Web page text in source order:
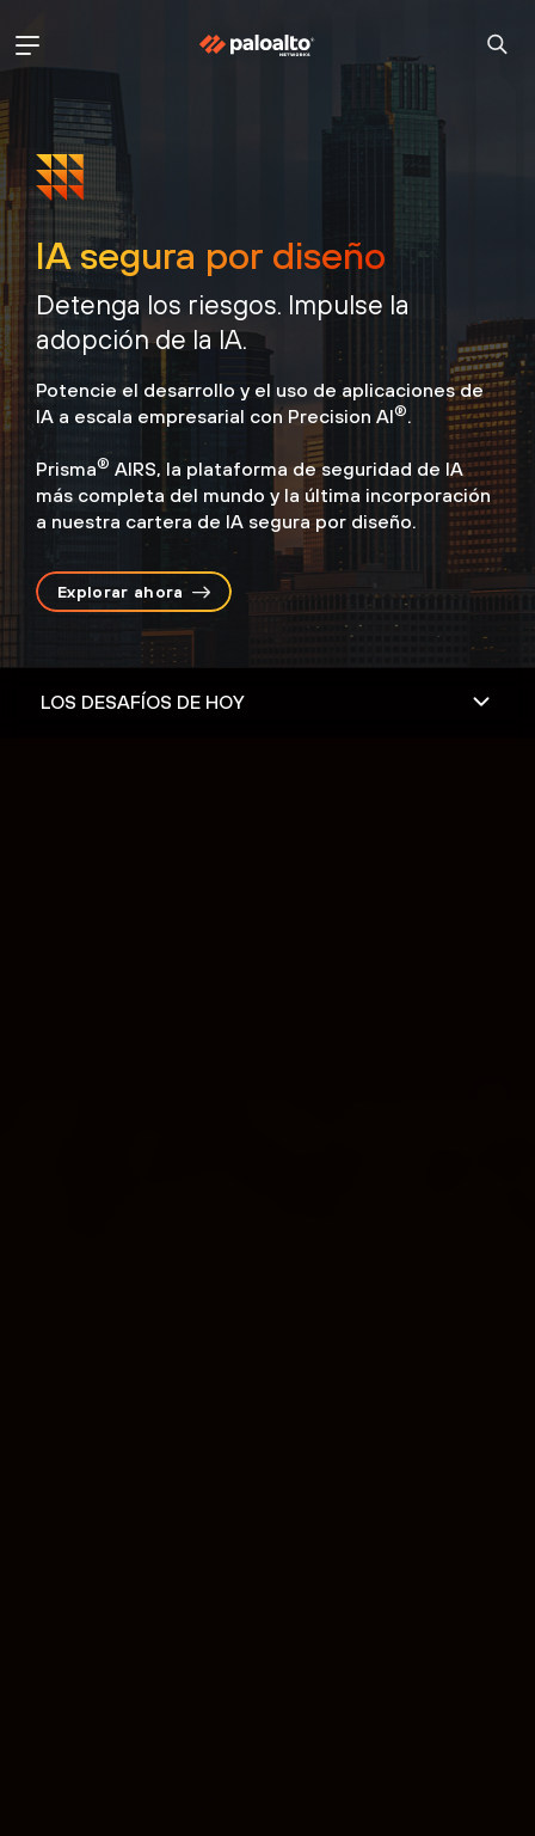
IA segura por diseño
Detenga los riesgos. Impulse la
adopción de la IA.
Potencie el desarrollo y el uso de aplicaciones de
IA a escala empresarial con Precision AI®.
Prisma® AIRS, la plataforma de seguridad de IA
más completa del mundo y la última incorporación
a nuestra cartera de IA segura por diseño.
Explorar ahora